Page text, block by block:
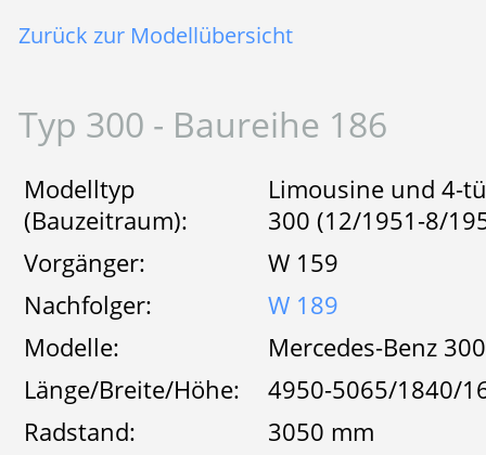
Zurück zur Modellübersicht
Typ 300 - Baureihe 186
Modelltyp
(Bauzeitraum):
Limousine und 4-
300 (12/1951-8/
Vorgänger:
W 159
Nachfolger:
W 189
Modelle:
Mercedes-Benz
Länge/Breite/Höhe:
4950-5065/1840/
Radstand:
3050 mm